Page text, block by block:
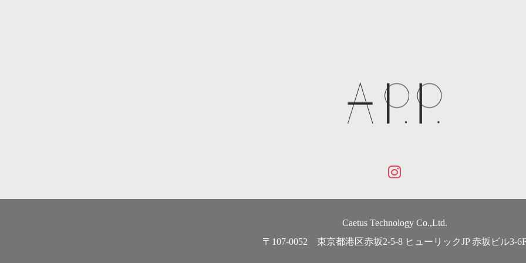
Caetus Technology Co.,Ltd.
〒107-0052 東京都港区赤坂2-5-8 ヒューリックJP 赤坂ビル3-